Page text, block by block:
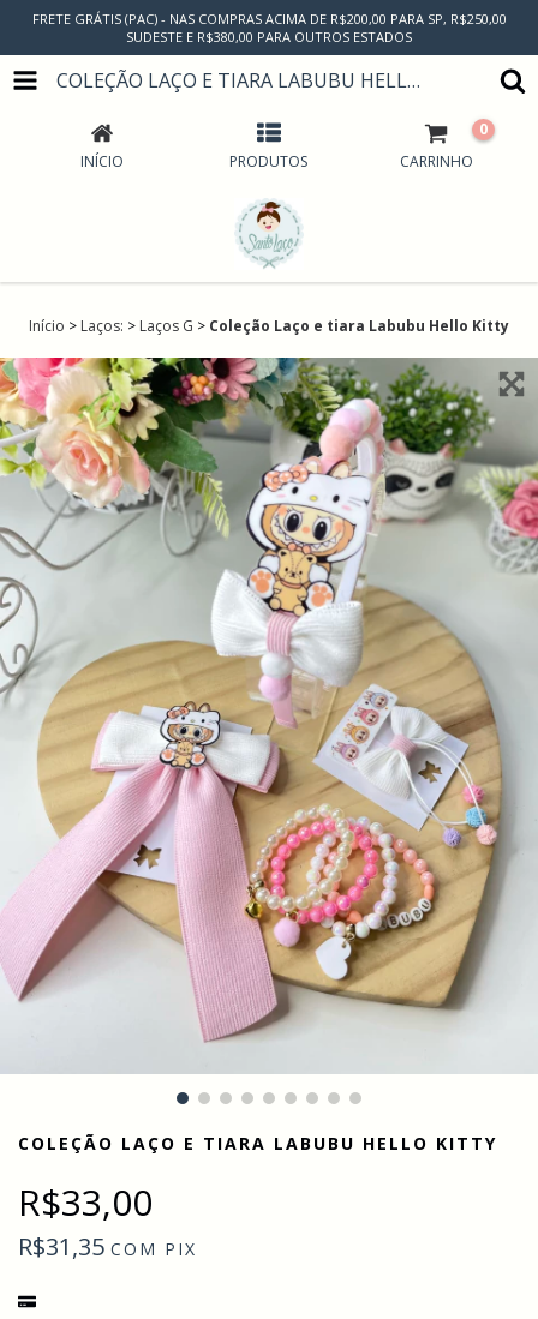
FRETE GRÁTIS (PAC) - NAS COMPRAS ACIMA DE R$200,00 PARA SP, R$250,00
SUDESTE E R$380,00 PARA OUTROS ESTADOS
COLEÇÃO LAÇO E TIARA LABUBU HELLO KITTY
INÍCIO PRODUTOS CARRINHO
0
Início > Laços: > Laços G > Coleção Laço e tiara Labubu Hello Kitty
COLEÇÃO LAÇO E TIARA LABUBU HELLO KITTY
R$33,00
R$31,35 COM PIX